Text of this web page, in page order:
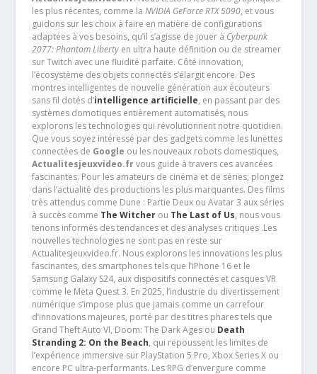
les plus récentes, comme la NVIDIA GeForce RTX 5090, et vous
guidons sur les choix à faire en matière de configurations
adaptées à vos besoins, qu’il s’agisse de jouer à Cyberpunk
2077: Phantom Libertyen ultra haute définition ou de streamer
sur Twitch avec une fluidité parfaite. Côté innovation,
l’écosystème des objets connectés s’élargit encore. Des
montres intelligentes de nouvelle génération aux écouteurs
sans fil dotés d’intelligence artificielle, en passant par des
systèmes domotiques entièrement automatisés, nous
explorons les technologies qui révolutionnent notre quotidien.
Que vous soyez intéressé par des gadgets comme les lunettes
connectées de Google ou les nouveaux robots domestiques,
Actualitesjeuxvideo.frvous guide à travers ces avancées
fascinantes. Pour les amateurs de cinéma et de séries, plongez
dans l’actualité des productions les plus marquantes. Des films
très attendus comme Dune : Partie Deux ou Avatar 3 aux séries
à succès comme The Witcherou The Last of Us, nous vous
tenons informés des tendances et des analyses critiques .Les
nouvelles technologies ne sont pas en reste sur
Actualitesjeuxvideo.fr. Nous explorons les innovations les plus
fascinantes, des smartphones tels que l’iPhone 16 et le
Samsung Galaxy S24, aux dispositifs connectés et casques VR
comme le Meta Quest 3. En 2025, l’industrie du divertissement
numérique s’impose plus que jamais comme un carrefour
d’innovations majeures, porté par des titres phares tels que
Grand Theft Auto VI, Doom: The Dark Ages ou Death
Stranding 2: On the Beach, qui repoussent les limites de
l’expérience immersive sur PlayStation 5 Pro, Xbox Series X ou
encore PC ultra-performants. Les RPG d’envergure comme